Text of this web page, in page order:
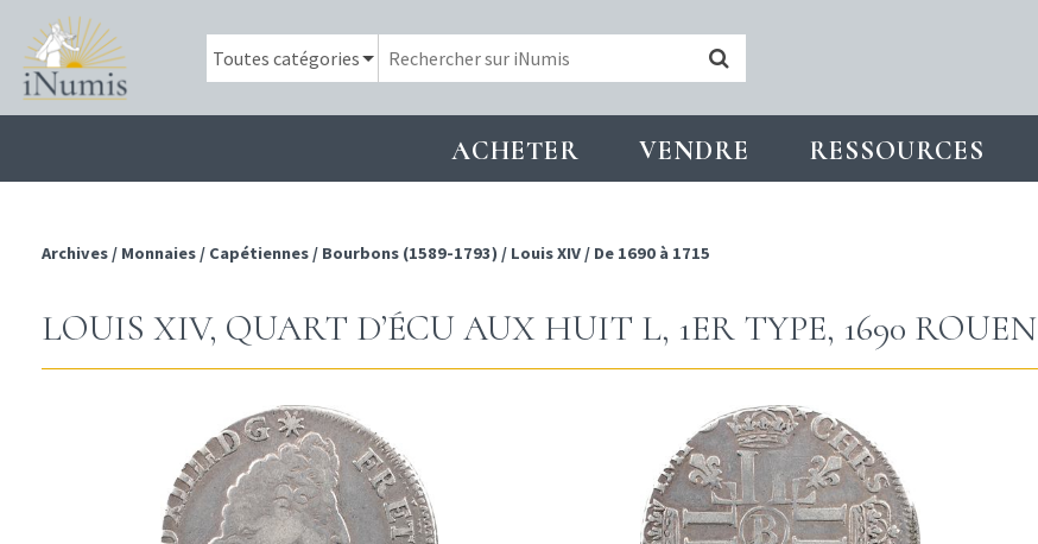
ACHETER VENDRE RESSOURCES
Archives / Monnaies / Capétiennes / Bourbons (1589-1793) / Louis XIV / De 1690 à 1715
LOUIS XIV, QUART D’ÉCU AUX HUIT L, 1ER TYPE, 1690 ROUEN